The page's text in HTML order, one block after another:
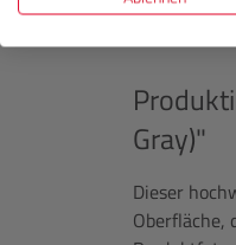
Gray)"
Dieser